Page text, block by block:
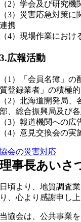
（2）学会及び研究機
（3）災害応急対策に
連携
（4）現場作業におけ
3.広報活動
（1）「会員名簿」の
質登録業者」の積極
（2）北海道開発局、
部、総合振興局及び
（3）報道機関への広
（4）意見交換会の実
協会の災害対応
理事長あいさ
日頃より、地質調査
り、心より感謝申し上
当協会は、公共事業